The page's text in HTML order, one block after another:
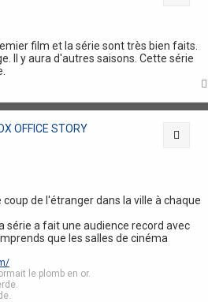
film et la série sont très bien faits.
Il y aura d'autres saisons. Cette série
OFFICE STORY
de l'étranger dans la ville à chaque
série a fait une audience record avec
que les salles de cinéma
le plomb en or.